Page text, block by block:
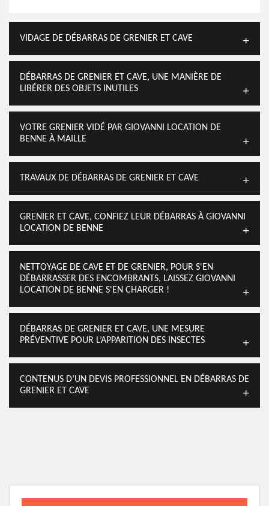
VIDAGE DE DÉBARRAS DE GRENIER ET CAVE
DÉBARRAS DE GRENIER ET CAVE, UNE MANIÈRE DE
LIBÉRER DES OBJETS INUTILES
VOTRE GRENIER VIDÉ PAR GIOVANNI LOCATION DE
BENNE À MAILLE
TRAVAUX DE DÉBARRAS DE GRENIER ET CAVE
GRENIER ET CAVE, CONFIEZ LEUR DÉBARRAS À GIOVANNI
LOCATION DE BENNE
NETTOYAGE DE CAVE ET DE GRENIER, POUR S'EN
DÉBARRASSER DES ENCOMBRANTS, LAISSEZ GIOVANNI
LOCATION DE BENNE S'EN CHARGER !
DÉBARRAS DE GRENIER ET CAVE, UNE MESURE
PRÉVENTIVE POUR L’APPARITION DES INSECTES
CONTENUS D’UN DEVIS PROFESSIONNEL EN DÉBARRAS DE
GRENIER ET CAVE